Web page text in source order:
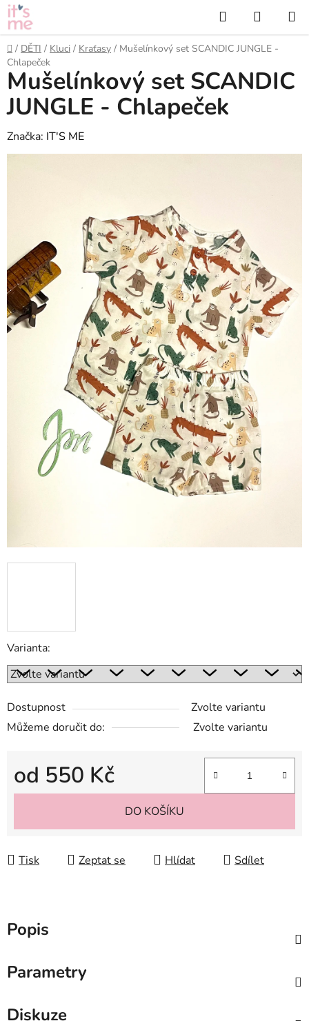
Přejít
na
obsah
Hledat
KOŠÍK
Domů
/ DĚTI / Kluci / Kraťasy / Mušelínkový set SCANDIC JUNGLE -
Chlapeček
Varianta:
Dostupnost
Zvolte variantu
Můžeme doručit do:
Zvolte variantu
od 550 Kč
Měrná cena:
DO KOŠÍKU
Tisk Zeptat se Hlídat Sdílet
Mušelínkový set SCANDIC
JUNGLE - Chlapeček
Značka: IT'S ME
Popis
Parametry
Diskuze